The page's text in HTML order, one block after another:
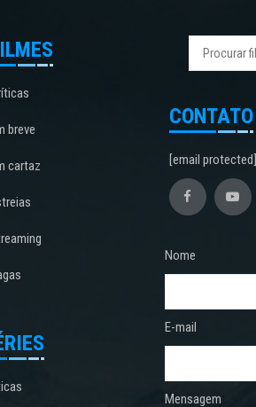
breve
cartaz
CONTATO
[email protected]
Nome
E-mail
Mensagem